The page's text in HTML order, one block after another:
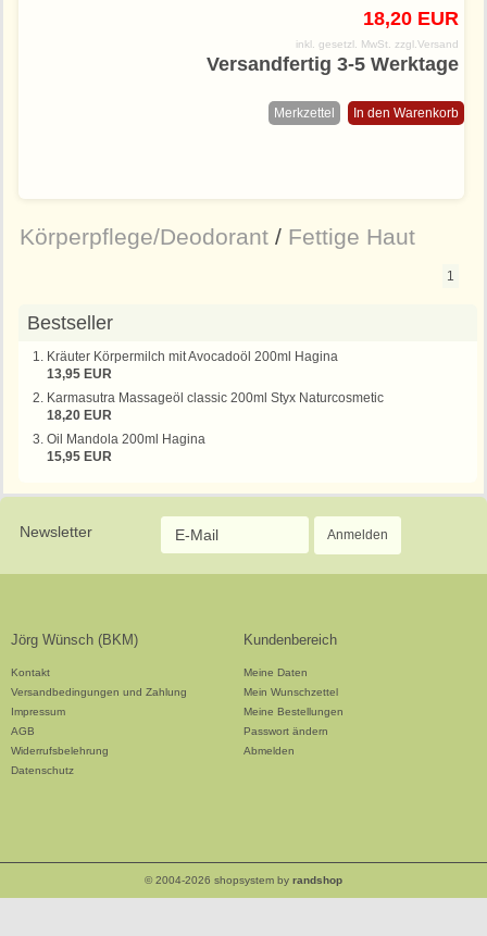
18,20 EUR
inkl. gesetzl. MwSt. zzgl.Versand
Versandfertig 3-5 Werktage
In den Warenkorb
Merkzettel
Körperpflege/Deodorant / Fettige Haut
1
Bestseller
Kräuter Körpermilch mit Avocadoöl 200ml Hagina
13,95 EUR
Karmasutra Massageöl classic 200ml Styx Naturcosmetic
18,20 EUR
Oil Mandola 200ml Hagina
15,95 EUR
Newsletter
Jörg Wünsch (BKM)
Kontakt
Versandbedingungen und Zahlung
Impressum
AGB
Widerrufsbelehrung
Datenschutz
Kundenbereich
Meine Daten
Mein Wunschzettel
Meine Bestellungen
Passwort ändern
Abmelden
© 2004-2026 shopsystem by randshop